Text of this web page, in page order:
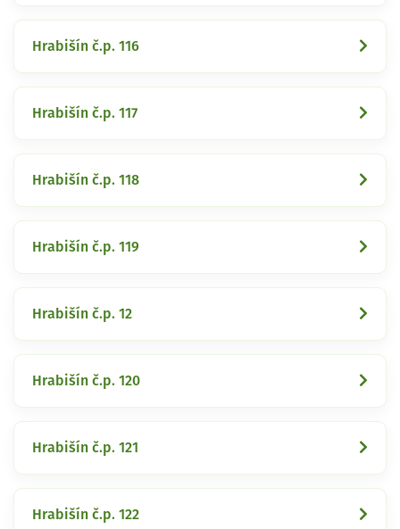
Hrabišín č.p. 116
Hrabišín č.p. 117
Hrabišín č.p. 118
Hrabišín č.p. 119
Hrabišín č.p. 12
Hrabišín č.p. 120
Hrabišín č.p. 121
Hrabišín č.p. 122